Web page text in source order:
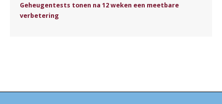
Geheugentests tonen na 12 weken een meetbare
verbetering